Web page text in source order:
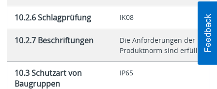
10.2.6 Schlagprüfung IK08
10.2.7 Beschriftungen
Die Anforderungen der
Produktnorm sind erfüllt.
10.3 Schutzart von
Baugruppen
IP65